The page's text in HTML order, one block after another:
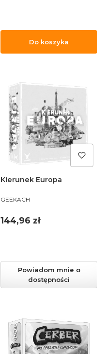
Do koszyka
Kierunek Europa
PRODUCENT
GEEKACH
Cena
144,96 zł
Powiadom mnie o
dostępności